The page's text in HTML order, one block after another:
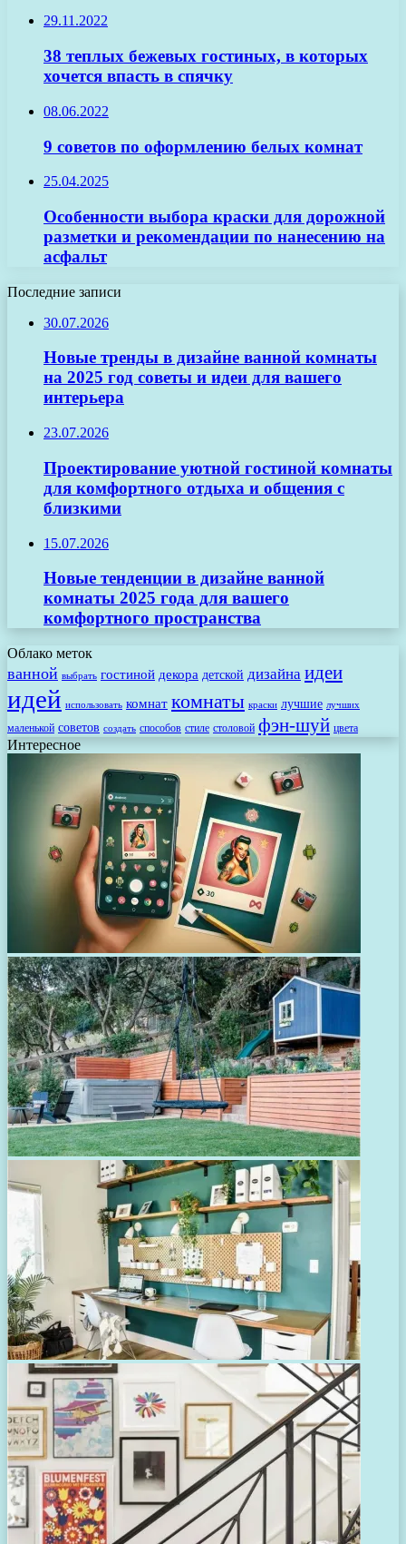
29.11.2022
38 теплых бежевых гостиных, в которых
хочется впасть в спячку
08.06.2022
9 советов по оформлению белых комнат
25.04.2025
Особенности выбора краски для дорожной
разметки и рекомендации по нанесению на
асфальт
Последние записи
30.07.2026
Новые тренды в дизайне ванной комнаты
на 2025 год советы и идеи для вашего
интерьера
23.07.2026
Проектирование уютной гостиной комнаты
для комфортного отдыха и общения с
близкими
15.07.2026
Новые тенденции в дизайне ванной
комнаты 2025 года для вашего
комфортного пространства
Облако меток
ванной выбрать гостиной декора детской дизайна идеи
идей использовать комнат комнаты краски лучшие лучших
маленькой советов создать способов стиле столовой фэн-шуй цвета
Интересное